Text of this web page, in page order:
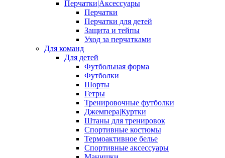
Перчатки|Аксессуары
Перчатки
Перчатки для детей
Защита и тейпы
Уход за перчатками
Для команд
Для детей
Футбольная форма
Футболки
Шорты
Гетры
Тренировочные футболки
Джемпера|Куртки
Штаны для тренировок
Спортивные костюмы
Термоактивное белье
Спортивные аксессуары